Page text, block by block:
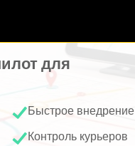
для
Быстрое внедрение
Контроль курьеров